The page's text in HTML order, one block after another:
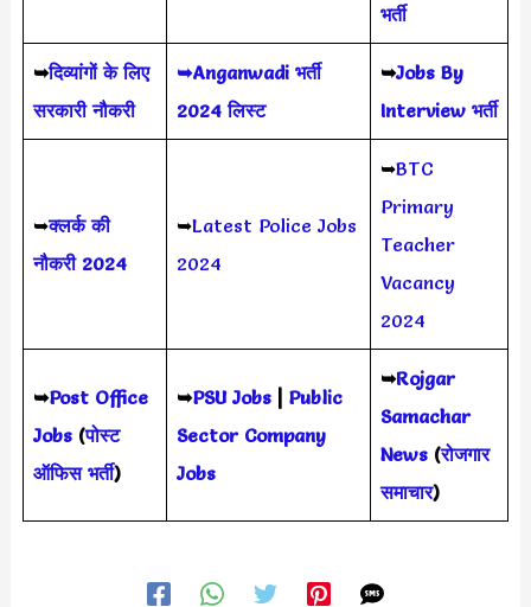
भर्ती
➥दिव्यांगों के लिए
सरकारी नौकरी
➥Anganwadi भर्ती
2024 लिस्ट
➥Jobs By
Interview भर्ती
➥क्लर्क की
नौकरी 2024
➥Latest Police Jobs
2024
➥BTC
Primary
Teacher
Vacancy
2024
➥Post Office
Jobs(पोस्ट
ऑफिस भर्ती)
➥PSU Jobs| Public
Sector Company
Jobs
➥Rojgar
Samachar
News(रोजगार
समाचार)